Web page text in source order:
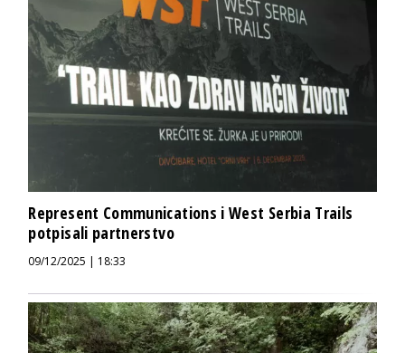
Represent Communications i West Serbia Trails
potpisali partnerstvo
09/12/2025 | 18:33